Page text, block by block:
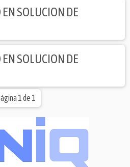
SOLUCION DE
SOLUCION DE
1 de 1